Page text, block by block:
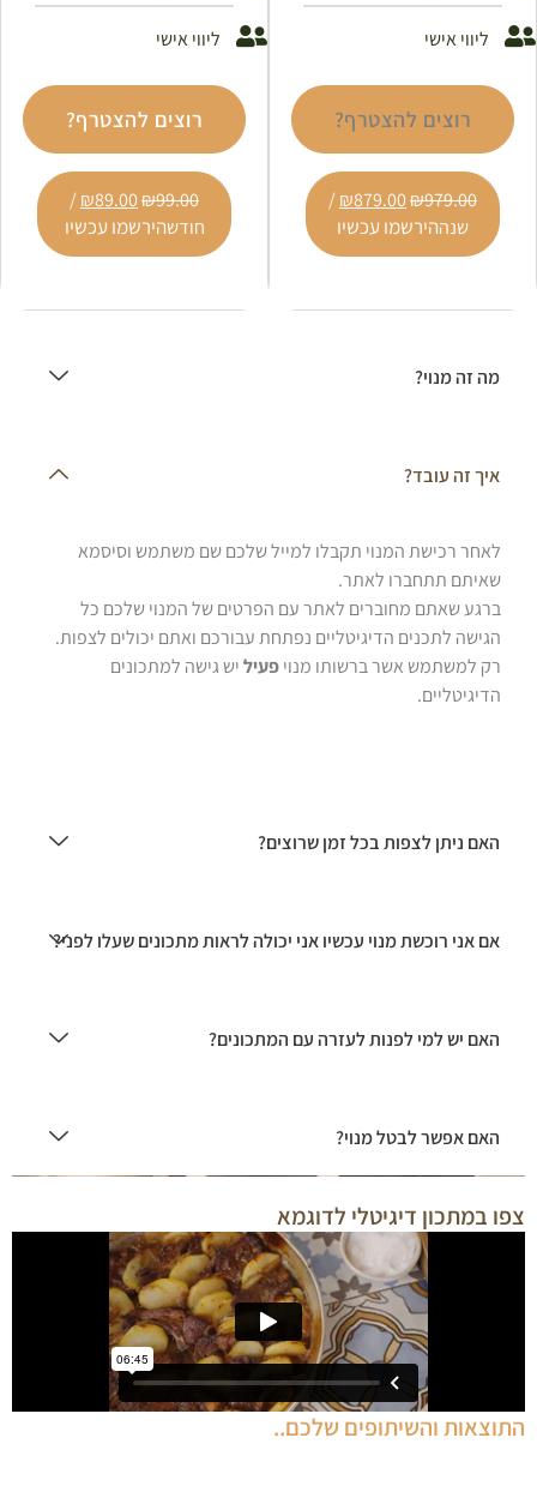
ליווי אישי
רוצים להצטרף?
₪979.00
₪879.00
/
שנההירשמו עכשיו
ליווי אישי
רוצים להצטרף?
₪99.00
₪89.00
/
חודשהירשמו עכשיו
מה זה מנוי?
איך זה עובד?
לאחר רכישת המנוי תקבלו למייל שלכם שם משתמש וסיסמא
שאיתם תתחברו לאתר.
ברגע שאתם מחוברים לאתר עם הפרטים של המנוי שלכם כל
הגישה לתכנים הדיגיטליים נפתחת עבורכם ואתם יכולים לצפות.
רק למשתמש אשר ברשותו מנויפעיליש גישה למתכונים
הדיגיטליים.
האם ניתן לצפות בכל זמן שרוצים?
אם אני רוכשת מנוי עכשיו אני יכולה לראות מתכונים שעלו לפני?
האם יש למי לפנות לעזרה עם המתכונים?
האם אפשר לבטל מנוי?
צפו במתכון דיגיטלי לדוגמא
התוצאות והשיתופים שלכם..